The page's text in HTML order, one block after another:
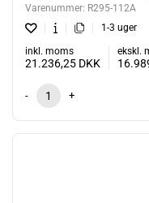
Varenummer: R295-112A
1-3 uger
inkl. moms
21.236,25 DKK
ekskl.
- +